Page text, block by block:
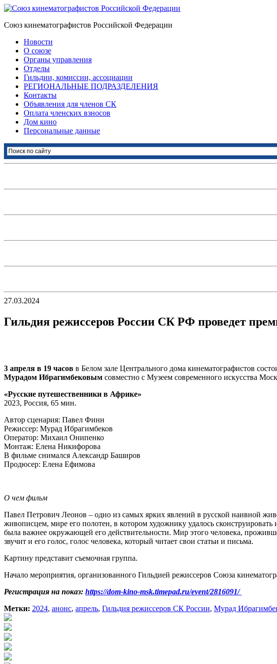
Союз кинематографистов Российской Федерации
Новости
О союзе
Органы управления
Отделы
Гильдии, комиссии, ассоциации
РЕГИОНАЛЬНЫЕ ПОДРАЗДЕЛЕНИЯ
Контакты
Объявления для членов СК
Оплата членских взносов
Дом кино
Персональные данные
27.03.2024
Гильдия режиссеров России СК РФ проведет
3 апреля в 19 часов в Белом зале Центрального дома кинематографистов
Мурадом Ибрагимбековым совместно с Музеем современного искусства
«Русские путешественники в Африке»
2023, Россия, 65 мин.
Автор сценария: Павел Финн
Режиссер: Мурад Ибрагимбеков
Оператор: Михаил Онипенко
Монтаж: Елена Никифорова
В фильме снимался Александр Баширов
Продюсер: Елена Ефимова
О чем фильм
Павел Петрович Леонов – одно из самых ярких явлений в русской наивной
живописцем, мире его полотен, в котором художнику удалось
была важнее окружающей его действительности. Мир этого человека,
звучит и его голос, голос человека, который читает свои статьи и письма.
Картину представит съемочная группа.
Начало мероприятия, организованного Гильдией режиссеров Союза
Регистрация на показ: https://dom-kino-msk.timepad.ru/event/2816091/
Метки: 2024, анонс, апрель, Гильдия режиссеров СК России, Мурад